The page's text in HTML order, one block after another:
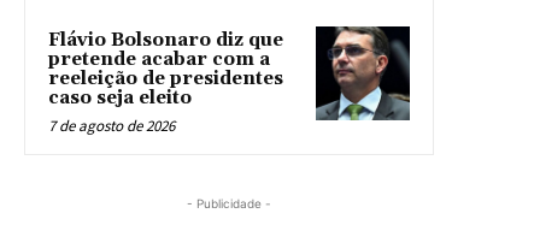
Flávio Bolsonaro diz que
pretende acabar com a
reeleição de presidentes
caso seja eleito
7 de agosto de 2026
- Publicidade -